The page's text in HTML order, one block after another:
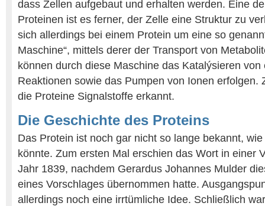
dass Zellen aufgebaut und erhalten werden. Eine
Proteinen ist es ferner, der Zelle eine Struktur zu
sich allerdings bei einem Protein um eine so
Maschine“, mittels derer der Transport von
können durch diese Maschine das Katalýsieren von
Reaktionen sowie das Pumpen von Ionen erfolgen.
die Proteine Signalstoffe erkannt.
Die Geschichte des Proteins
Das Protein ist noch gar nicht so lange bekannt,
könnte. Zum ersten Mal erschien das Wort in einer
Jahr 1839, nachdem Gerardus Johannes Mulder
eines Vorschlages übernommen hatte.
allerdings noch eine irrtümliche Idee. Schließlich